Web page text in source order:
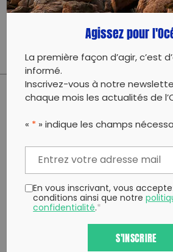
axelmulard@gmail.com
0680121571
PARTAGER CET ARTICLE:
Copy to clipboard
Agissez pour
La première façon d’agir, c’est
informé.
Inscrivez-vous à notre
chaque mois les actualités de
« * » indique les champs
En vous inscrivant, vous
conditions ainsi que notre
confidentialité.*
S'INSCRIRE